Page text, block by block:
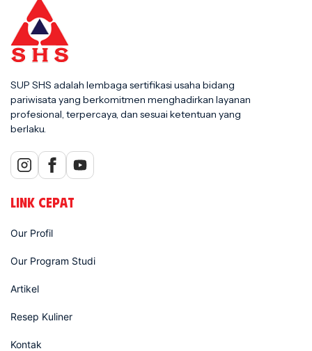
SUP SHS adalah lembaga sertifikasi usaha bidang
pariwisata yang berkomitmen menghadirkan layanan
profesional, terpercaya, dan sesuai ketentuan yang
berlaku.
LINK CEPAT
Our Profil
Our Program Studi
Artikel
Resep Kuliner
Kontak